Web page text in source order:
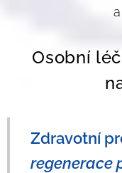
Osobní
Zdravotní
regenerace